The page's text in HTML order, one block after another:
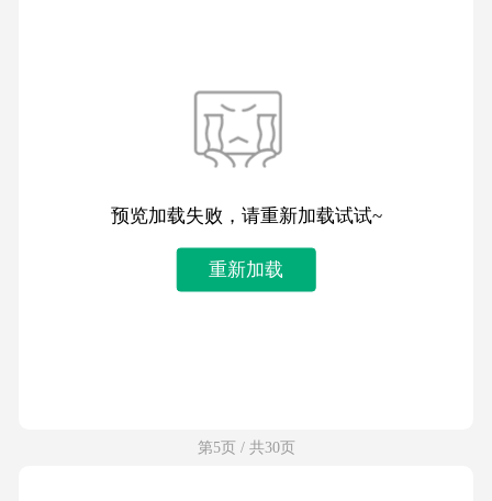
预览加载失败，请重新加载试试~
重新加载
第5页 / 共30页